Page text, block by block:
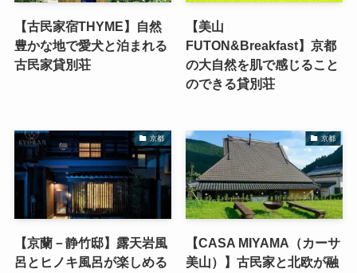
【古民家宿THYME】自然
豊かな地で愛犬と泊まれる
古民家貸別荘
【美山
FUTON&Breakfast】京都
の大自然を肌で感じること
のできる貸別荘
京都
【京蘭－静竹邸】露天岩風
呂とヒノキ風呂が楽しめる
京都
【CASA MIYAMA（カーサ
美山）】古民家と北欧が融